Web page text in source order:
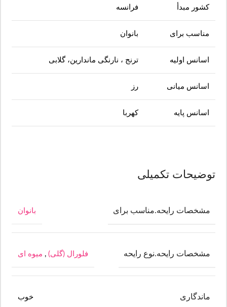
کشور مبدأ فرانسه
مناسب برای بانوان
اسانس اولیه ترنج ، نارنگی ماندارین، گلابی
اسانس میانی رز
اسانس پایه کهربا
توضیحات تکمیلی
مشخصات رایحه.مناسب برای بانوان
مشخصات رایحه.نوع رایحه فلورال (گلی) , میوه ای
ماندگاری خوب